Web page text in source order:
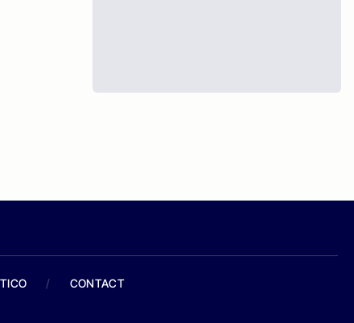
/ CONTACT